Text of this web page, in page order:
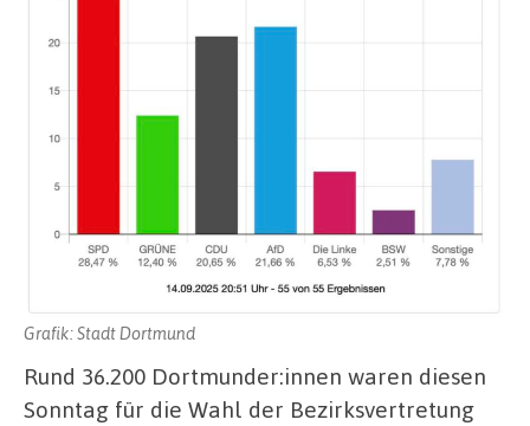
Grafik: Stadt Dortmund
Rund 36.200 Dortmunder:innen waren diesen
Sonntag für die Wahl der Bezirksvertretung